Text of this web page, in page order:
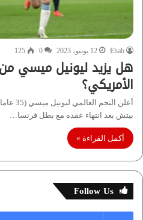
Ehab 12 يونيو، 2023 0
125
هل يزيد ليونيل ميسي
الأمريكي؟
أعلن
بيتش بعد انتهاء عقده مع بطل فرنسا…
أكمل القراءة »
Follow Us